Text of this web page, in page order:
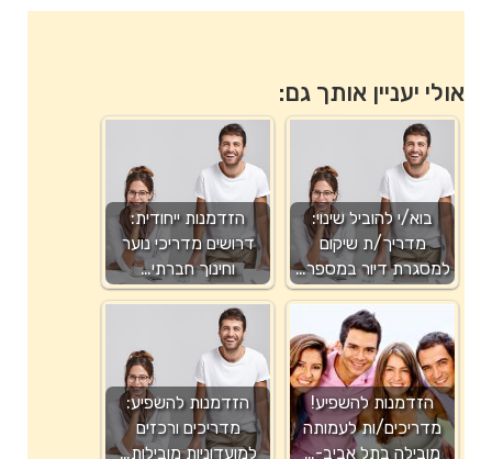
אולי יעניין אותך גם:
בוא/י להוביל שינוי:
מדריך/ת שיקום
למסגרת דיור במספר…
הזדמנות ייחודית:
דרושים מדריכי נוער
וחינוך חברתי…
הזדמנות להשפיע!
מדריכים/ות לעמותה
מובילה בתל אביב-…
הזדמנות להשפיע:
מדריכים ורכזים
למועדוניות מובילות…